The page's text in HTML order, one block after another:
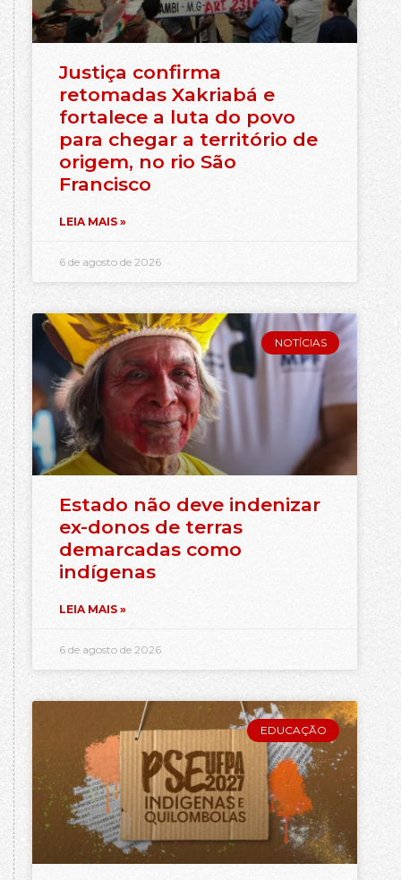
Justiça confirma
retomadas Xakriabá e
fortalece a luta do povo
para chegar a território de
origem, no rio São
Francisco
LEIA MAIS »
6 de agosto de 2026
NOTÍCIAS
Estado não deve indenizar
ex-donos de terras
demarcadas como
indígenas
LEIA MAIS »
6 de agosto de 2026
EDUCAÇÃO